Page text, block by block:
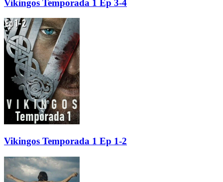
Vikingos Temporada 1 Ep 3-4
Vikingos Temporada 1 Ep 1-2